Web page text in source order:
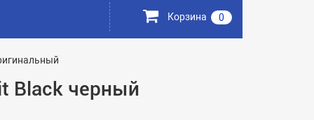
Корзина 0
Black черный